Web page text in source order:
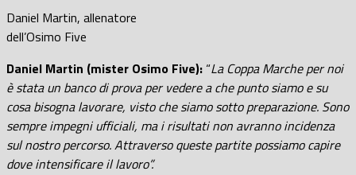
Daniel Martin, allenatore
dell’Osimo Five
Daniel Martin (mister Osimo Five): “La Coppa Marche per noi
è stata un banco di prova per vedere a che punto siamo e su
cosa bisogna lavorare, visto che siamo sotto preparazione. Sono
sempre impegni ufficiali, ma i risultati non avranno incidenza
sul nostro percorso. Attraverso queste partite possiamo capire
dove intensificare il lavoro”.